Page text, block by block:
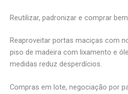
Reutilizar, padronizar e comprar bem
Reaproveitar portas maciças com
piso de madeira com lixamento e
medidas reduz desperdícios.
Compras em lote, negociação por